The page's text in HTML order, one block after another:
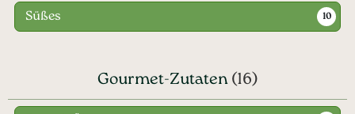
Süßes 10
Gourmet-Zutaten (16)